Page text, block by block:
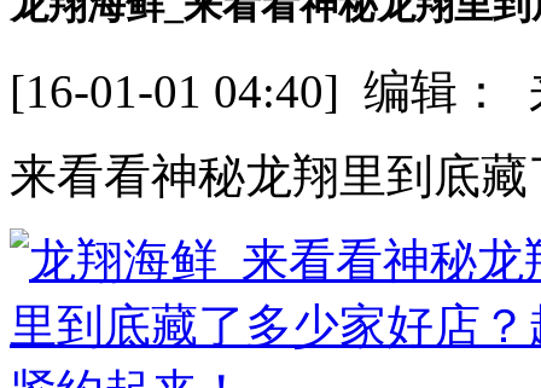
[16-01-01 04:40] 编辑
来看看神秘龙翔里到底